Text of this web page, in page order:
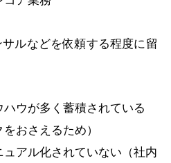
ルなどを依頼する程度に留
ウが多く蓄積されている
おさえるため）
アル化されていない（社内